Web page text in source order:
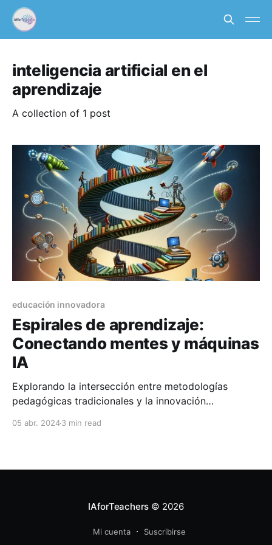
inteligencia artificial en el
aprendizaje
A collection of 1 post
educación innovadora
Espirales de aprendizaje:
Conectando mentes y máquinas
IA
Explorando la intersección entre metodologías
pedagógicas tradicionales y la innovación
05 abr. 20243 min read
IAforTeachers © 2026
Mi cuenta Suscribirse